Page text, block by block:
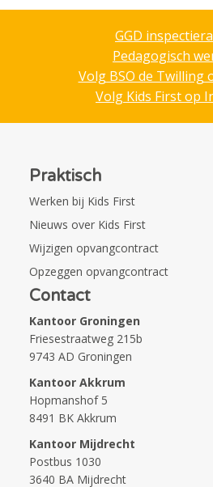
GGD
Pedagogisch
Volg BSO de Twilling
Volg Kids First op
Praktisch
Werken bij Kids First
Nieuws over Kids First
Wijzigen opvangcontract
Opzeggen opvangcontract
Contact
Kantoor Groningen
Friesestraatweg 215b
9743 AD Groningen
Kantoor Akkrum
Hopmanshof 5
8491 BK Akkrum
Kantoor Mijdrecht
Postbus 1030
3640 BA Mijdrecht